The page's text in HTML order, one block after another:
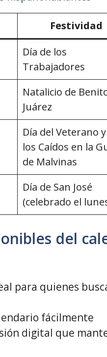
Festividad
Día de los
Trabajadores
Natalicio de
Juárez
Día del Veterano
los Caídos en la
de Malvinas
Día de San José
(celebrado el
del
para quienes
fácilmente
digital que